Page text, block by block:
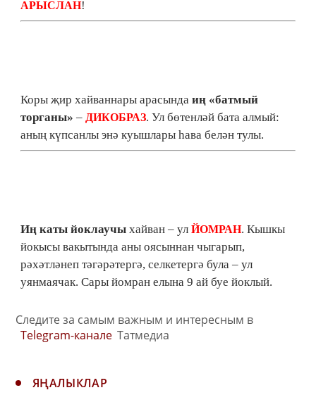
АРЫСЛАН!
Коры җир хайваннары арасында иң «батмый
торганы» – ДИКОБРАЗ. Ул бөтенләй бата алмый:
аның күпсанлы энә куышлары һава белән тулы.
Иң каты йоклаучы хайван – ул ЙОМРАН. Кышкы
йокысы вакытында аны оясыннан чыгарып,
рәхәтләнеп тәгәрәтергә, селкетергә була – ул
уянмаячак. Сары йомран елына 9 ай буе йоклый.
Следите за самым важным и интересным в
Telegram-канале Татмедиа
ЯҢАЛЫКЛАР